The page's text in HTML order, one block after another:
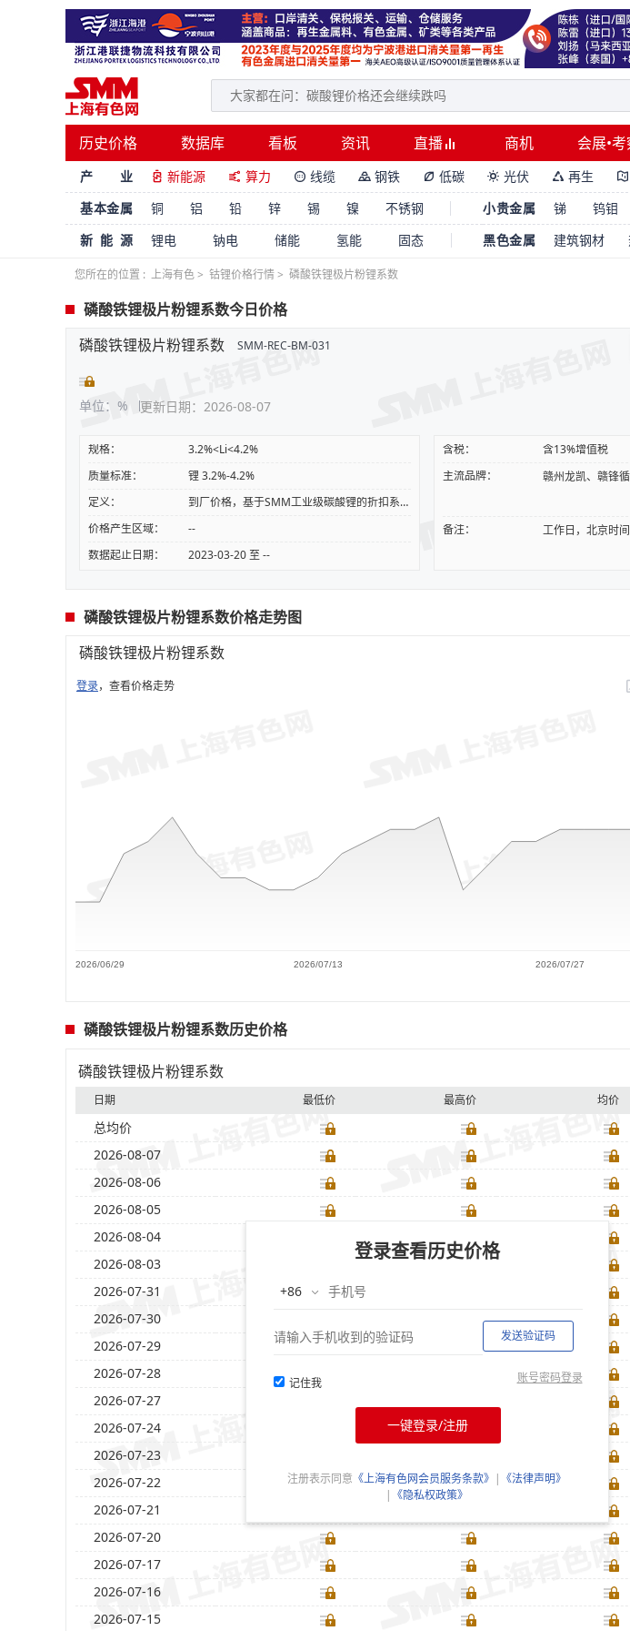
历史价格 数据库 看板 资讯 直播 商机 会展•
产 业  新能源  算力  线缆  钢铁  低碳  光伏  再生 
基本金属
铜 铝 铅 锌 锡 镍 不锈钢 小贵金属 锑 钨钼
新能源
锂电 钠电 储能 氢能 固态 黑色金属 建筑钢材
您所在的位置 : 上海有色> 钴锂价格行情> 磷酸铁锂极片粉锂系数
磷酸铁锂极片粉锂系数今日价格
磷酸铁锂极片粉锂系数
SMM-REC-BM-031
单位：% 更新日期：2026-08-07
规格：
3.2%<Li<4.2%
质量标准：
锂 3.2%-4.2%
定义：
到厂价格，基于SMM工业级碳酸锂的折扣系数（SMM-LI-LC-001）
价格产生区域：
--
数据起止日期：
2023-03-20 至 --
含税：
含13%增值税
主流品牌：
赣州龙凯、赣锋
备注： 工作日，北京时
磷酸铁锂极片粉锂系数价格走势图
磷酸铁锂极片粉锂系数
2026/06/29 2026/07/13 2026/07/27
登录，查看价格走势
磷酸铁锂极片粉锂系数历史价格
磷酸铁锂极片粉锂系数
日期 最低价 最高价 均价
总均价
2026-08-07
2026-08-06
2026-08-05
2026-08-04
2026-08-03
2026-07-31
2026-07-30
2026-07-29
2026-07-28
2026-07-27
2026-07-24
2026-07-23
2026-07-22
2026-07-21
2026-07-20
2026-07-17
2026-07-16
2026-07-15
登录查看历史价格
发送验证码
记住我 账号密码登录
一键登录/注册
注册表示同意 《上海有色网会员服务条款》 | 《法律声明》
| 《隐私权政策》